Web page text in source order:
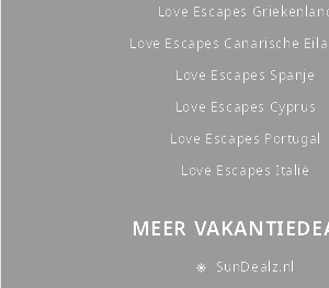
Love Escapes
Love Escapes Canarische
Love Escapes Spanje
Love Escapes Cyprus
Love Escapes Portugal
Love Escapes Italië
MEER
SunDealz.nl